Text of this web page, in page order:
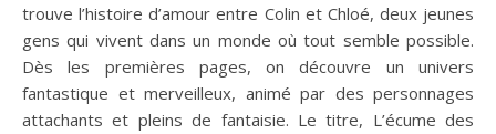
trouve l’histoire d’amour entre Colin et Chloé, deux jeunes
gens qui vivent dans un monde où tout semble possible.
Dès les premières pages, on découvre un univers
fantastique et merveilleux, animé par des personnages
attachants et pleins de fantaisie. Le titre, L’écume des